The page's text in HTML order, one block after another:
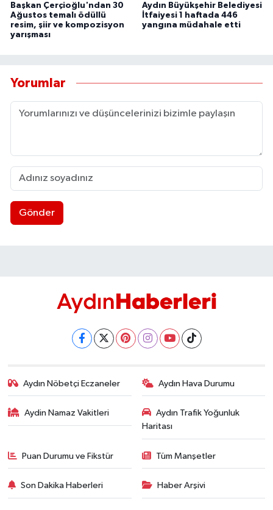
Başkan Çerçioğlu'ndan 30
Ağustos temalı ödüllü
resim, şiir ve kompozisyon
yarışması
Aydın Büyükşehir Belediyesi
İtfaiyesi 1 haftada 446
yangına müdahale etti
Yorumlar
Gönder
Aydın Nöbetçi Eczaneler Aydın Hava Durumu
Aydin Namaz Vakitleri
Aydın Trafik Yoğunluk
Haritası
Puan Durumu ve Fikstür Tüm Manşetler
Son Dakika Haberleri Haber Arşivi